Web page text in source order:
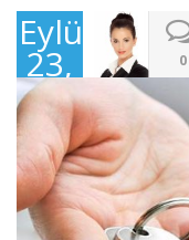
Eylül
23,
2016
0